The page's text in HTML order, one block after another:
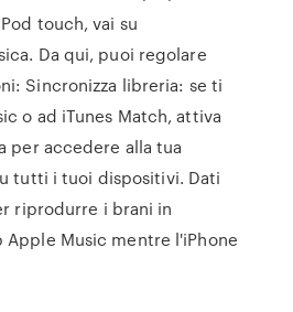
touch, vai su
Da qui, puoi regolare
Sincronizza libreria: se ti
o ad iTunes Match, attiva
per accedere alla tua
tutti i tuoi dispositivi. Dati
riprodurre i brani in
Music mentre l'iPhone